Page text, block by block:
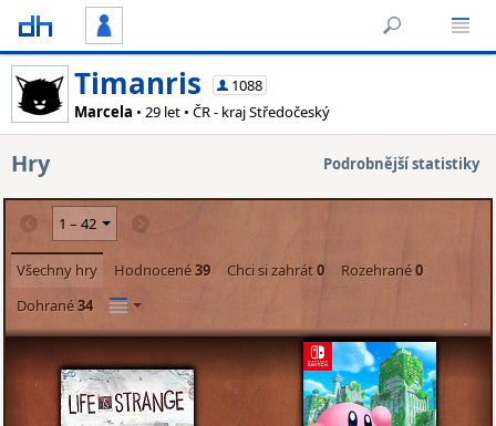
Timanris
1088
Marcela • 29 let • ČR - kraj Středočeský
Hry Podrobnější statistiky
Všechny hry Hodnocené39 Chci si zahrát0 Rozehrané0
Dohrané34